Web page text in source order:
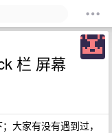
栏 屏幕
大家有没有遇到过，